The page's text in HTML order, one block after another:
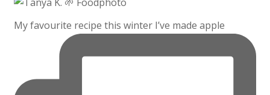
My favourite recipe this winter I’ve made apple